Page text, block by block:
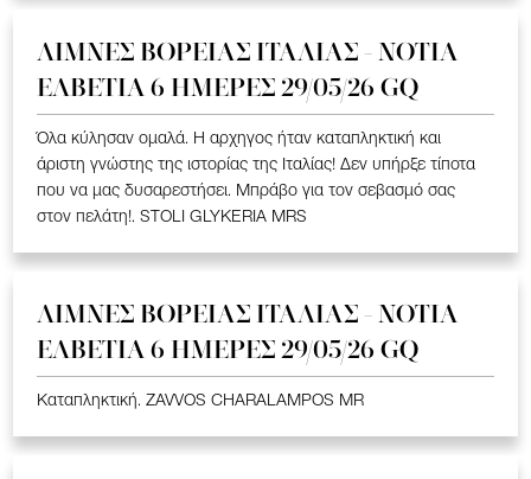
ΛΙΜΝΕΣ ΒΟΡΕΙΑΣ ΙΤΑΛΙΑΣ - ΝΟΤΙΑ
ΕΛΒΕΤΙΑ 6 ΗΜΕΡΕΣ 29/05/26 GQ
Όλα κύλησαν ομαλά. Η αρχηγος ήταν καταπληκτική και
άριστη γνώστης της ιστορίας της Ιταλίας! Δεν υπήρξε τίποτα
που να μας δυσαρεστήσει. Μπράβο για τον σεβασμό σας
στον πελάτη!. STOLI GLYKERIA MRS
ΛΙΜΝΕΣ ΒΟΡΕΙΑΣ ΙΤΑΛΙΑΣ - ΝΟΤΙΑ
ΕΛΒΕΤΙΑ 6 ΗΜΕΡΕΣ 29/05/26 GQ
Καταπληκτική. ZAVVOS CHARALAMPOS MR